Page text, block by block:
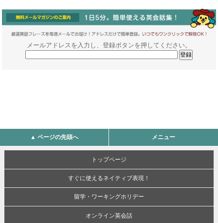
メールアドレスを入力し、登録ボタンを押してください。
▲ ページの先頭へ メニュー
トップページ
すぐに使えるネイティブ表現！
留学・ワーキングホリデー
オンライン英会話